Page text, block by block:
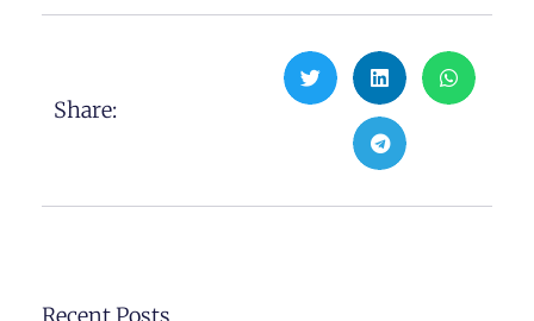
Share:
Recent Posts